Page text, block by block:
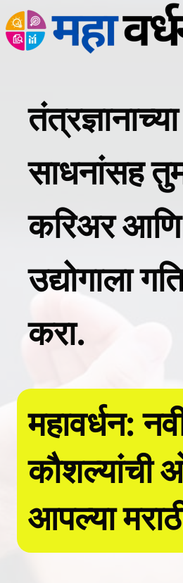
Skip
to
साधनांसह
करिअर आणि
उद्योगाला
करा.
महावर्धन:
आपल्या